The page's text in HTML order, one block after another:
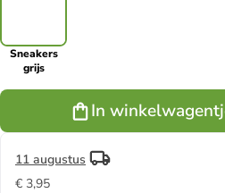
Sneakers
grijs
In
11 augustus
€ 3,95